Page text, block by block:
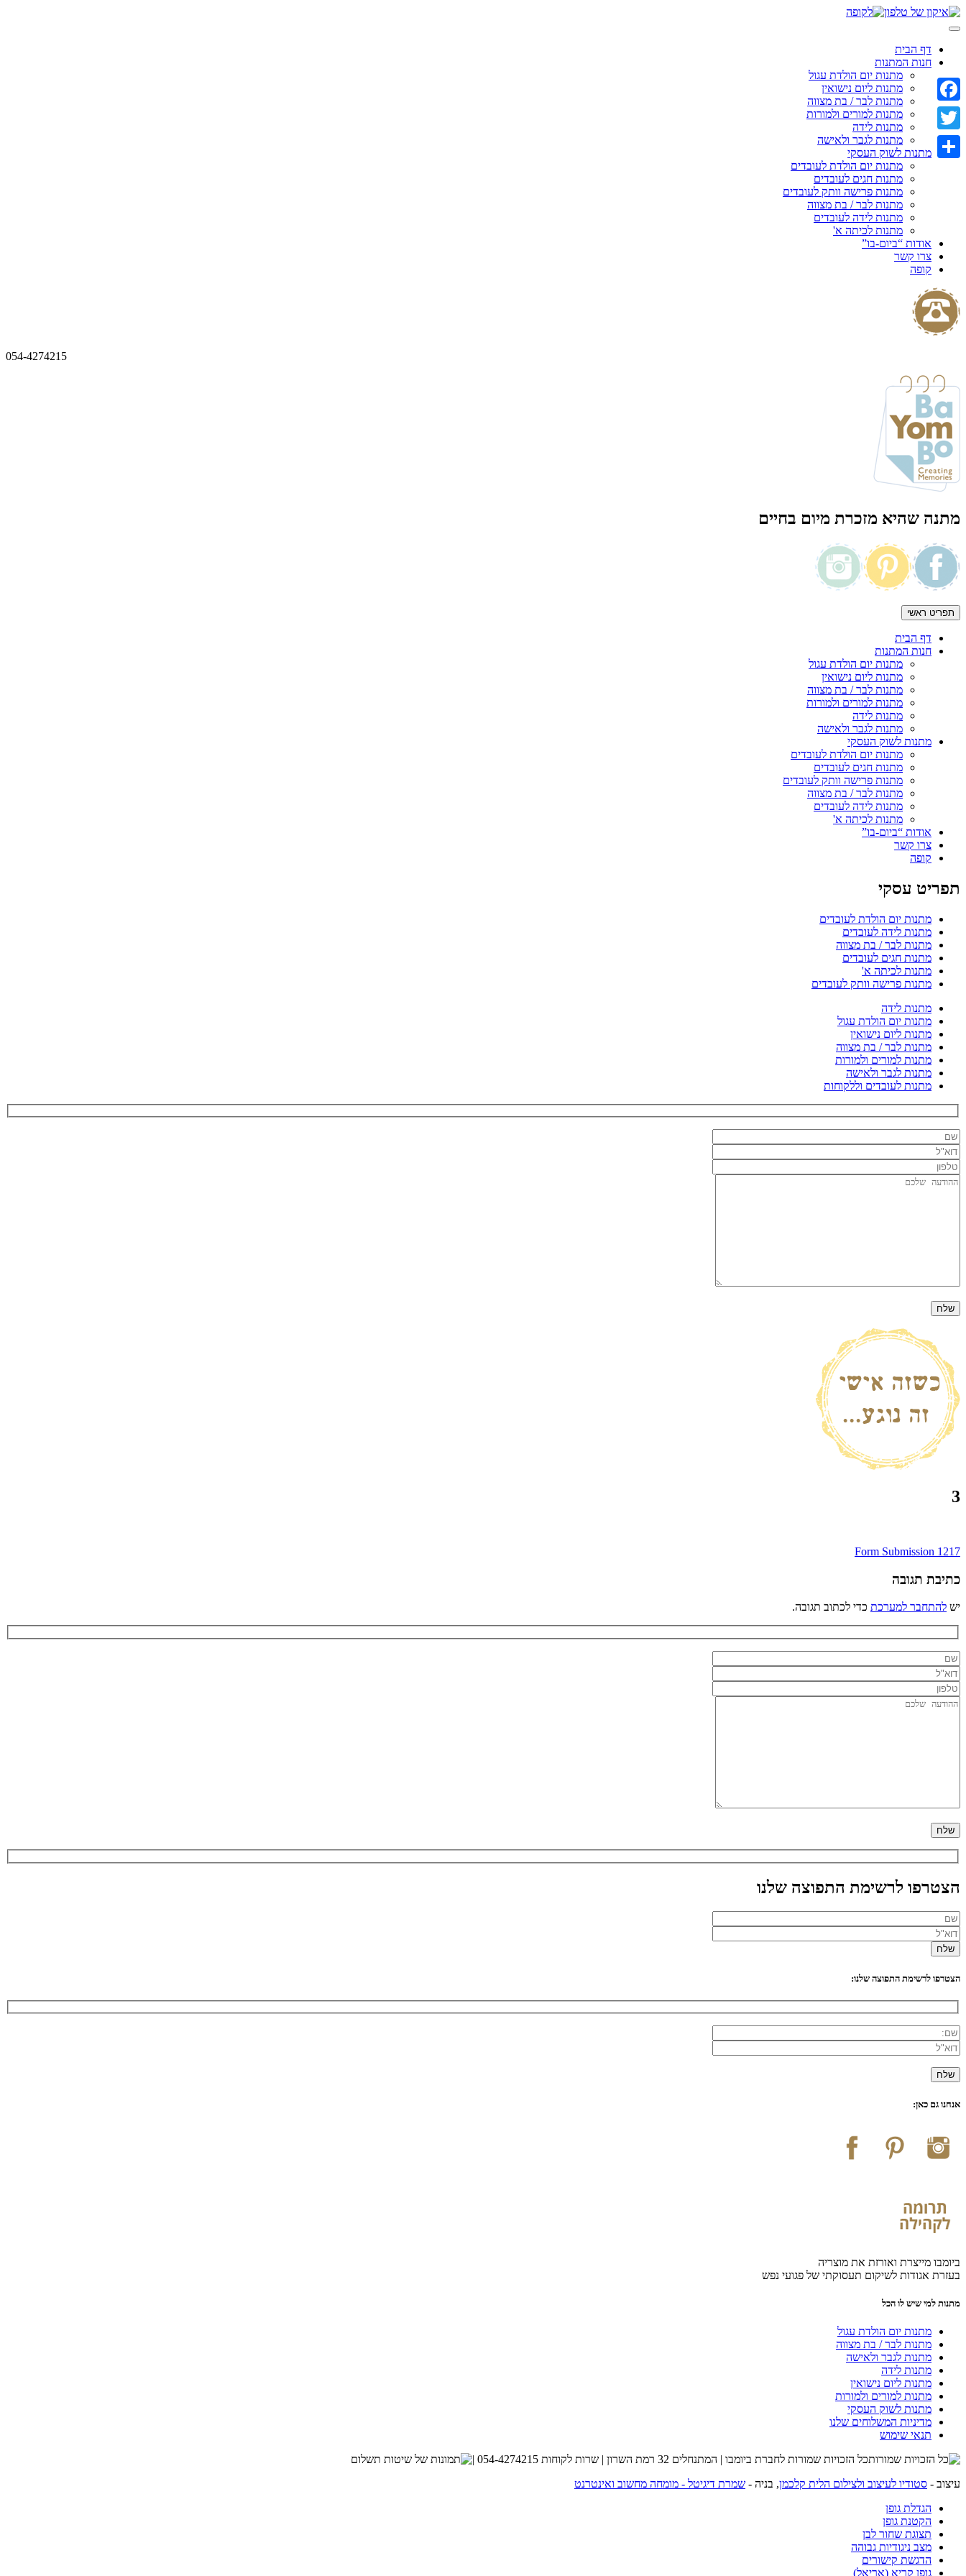
Skip
to
דף הבית
חנות המתנות
מתנות יום הולדת עגול
מתנות ליום נישואין
מתנות לבר / בת מצווה
מתנות למורים ולמורות
מתנות לידה
מתנות לגבר ולאישה
מתנות לשוק העסקי
מתנות יום הולדת לעובדים
מתנות חגים לעובדים
מתנות פרישה וותק לעובדים
מתנות לבר / בת מצווה
מתנות לידה לעובדים
מתנות לכיתה א'
אודות “ביום-בו”
צרו קשר
קופה
054-4274215
מתנה שהיא מזכרת מיום בחיים
תפריט ראשי
דף הבית
חנות המתנות
מתנות יום הולדת עגול
מתנות ליום נישואין
מתנות לבר / בת מצווה
מתנות למורים ולמורות
מתנות לידה
מתנות לגבר ולאישה
מתנות לשוק העסקי
מתנות יום הולדת לעובדים
מתנות חגים לעובדים
מתנות פרישה וותק לעובדים
מתנות לבר / בת מצווה
מתנות לידה לעובדים
מתנות לכיתה א'
אודות “ביום-בו”
צרו קשר
קופה
תפריט עסקי
מתנות יום הולדת לעובדים
מתנות לידה לעובדים
מתנות לבר / בת מצווה
מתנות חגים לעובדים
מתנות לכיתה א'
מתנות פרישה וותק לעובדים
מתנות לידה
מתנות יום הולדת עגול
מתנות ליום נישואין
מתנות לבר / בת מצווה
מתנות למורים ולמורות
מתנות לגבר ולאישה
מתנות לעובדים וללקוחות
3
ניווט
Form Submission 1217
כתיבת תגובה
יש להתחבר למערכת כדי לכתוב תגובה.
הצטרפו לרשימת התפוצה שלנו
הצטרפו לרשימת התפוצה שלנו:
אנחנו גם כאן:
ביומבו מייצרת ואורזת את מוצריה
בעזרת אגודות לשיקום תעסוקתי של פגועי נפש
מתנות למי שיש לו הכל
מתנות יום הולדת עגול
מתנות לבר / בת מצווה
מתנות לגבר ולאישה
מתנות לידה
מתנות ליום נישואין
מתנות למורים ולמורות
מתנות לשוק העסקי
מדיניות המשלוחים שלנו
תנאי שימוש
כל הזכויות שמורות לחברת ביומבו | המתנחלים 32 רמת השרון | שרות לקוחות 054-4274215 |
עיצוב - סטודיו לעיצוב ולצילום הלית קלכמן, בניה - שמרת דיגיטל - מומחה מחשוב ואינטרנט
Facebook
Twitter
הגדלת גופן
הקטנת גופן
תצוגת שחור לבן
מצב ניגודיות גבוהה
הדגשת קישורים
גופן קריא (אריאל)